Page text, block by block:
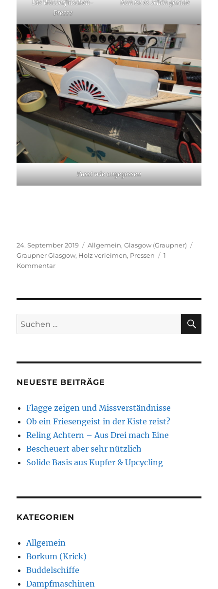
Die Wasserflaschen-
Presse
Nun ist es schön gerade
Passt wie angegossen
Veröffentlicht
am
24. September 2019 Kategorien
Allgemein,Glasgow (Graupner)
Graupner Glasgow, Holz verleimen, Pressen
1
Kommentarzu
Suchen
nach:
NEUESTE BEITRÄGE
Flagge zeigen und Missverständnisse
Ob ein Friesengeist in der Kiste reist?
Reling Achtern – Aus Drei mach Eine
Bescheuert aber sehr nützlich
Solide Basis aus Kupfer & Upcycling
KATEGORIEN
Allgemein
Borkum (Krick)
Buddelschiffe
Dampfmaschinen